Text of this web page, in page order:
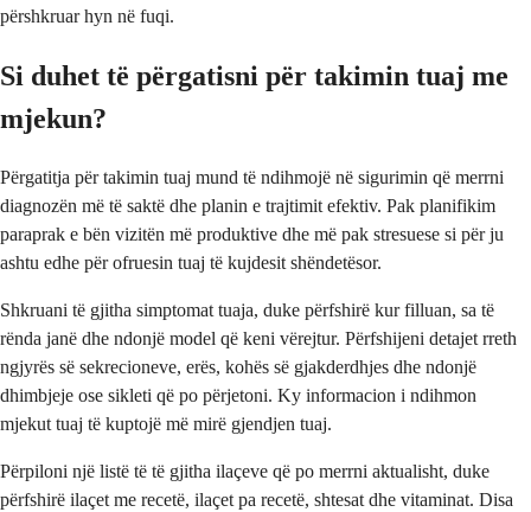
përshkruar hyn në fuqi.
Si duhet të përgatisni për takimin tuaj me
mjekun?
Përgatitja për takimin tuaj mund të ndihmojë në sigurimin që merrni
diagnozën më të saktë dhe planin e trajtimit efektiv. Pak planifikim
paraprak e bën vizitën më produktive dhe më pak stresuese si për ju
ashtu edhe për ofruesin tuaj të kujdesit shëndetësor.
Shkruani të gjitha simptomat tuaja, duke përfshirë kur filluan, sa të
rënda janë dhe ndonjë model që keni vërejtur. Përfshijeni detajet rreth
ngjyrës së sekrecioneve, erës, kohës së gjakderdhjes dhe ndonjë
dhimbjeje ose sikleti që po përjetoni. Ky informacion i ndihmon
mjekut tuaj të kuptojë më mirë gjendjen tuaj.
Përpiloni një listë të të gjitha ilaçeve që po merrni aktualisht, duke
përfshirë ilaçet me recetë, ilaçet pa recetë, shtesat dhe vitaminat. Disa